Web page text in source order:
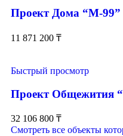
Проект Дома “М-99”
11 871 200 ₸
Быстрый просмотр
Проект Общежития
32 106 800 ₸
Смотреть все объекты